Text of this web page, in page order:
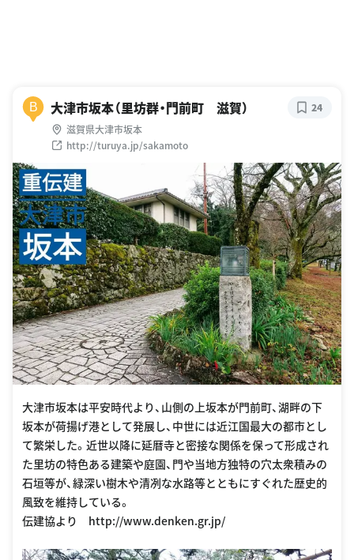
B 大津市坂本（里坊群・門前町 滋賀）
滋賀県大津市坂本
http://turuya.jp/sakamoto
24
大津市坂本は平安時代より、山側の上坂本が門前町、湖畔の下
坂本が荷揚げ港として発展し、中世には近江国最大の都市とし
て繁栄した。近世以降に延暦寺と密接な関係を保って形成され
た里坊の特色ある建築や庭園、門や当地方独特の穴太衆積みの
石垣等が、緑深い樹木や清冽な水路等とともにすぐれた歴史的
風致を維持している。
伝建協より http://www.denken.gr.jp/